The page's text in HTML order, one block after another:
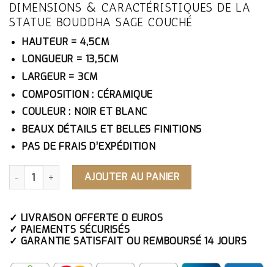
DIMENSIONS & CARACTÉRISTIQUES DE LA
STATUE BOUDDHA SAGE COUCHÉ
HAUTEUR = 4,5CM
LONGUEUR = 13,5CM
LARGEUR = 3CM
COMPOSITION : CÉRAMIQUE
COULEUR : NOIR ET BLANC
BEAUX DÉTAILS ET BELLES FINITIONS
PAS DE FRAIS D’EXPÉDITION
QUANTITÉ DE STATUE BOUDDHA SAGE COUCHÉ
AJOUTER AU PANIER
✓ LIVRAISON OFFERTE 0 EUROS
✓ PAIEMENTS SÉCURISÉS
✓ GARANTIE SATISFAIT OU REMBOURSÉ 14 JOURS